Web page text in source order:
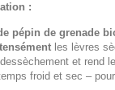
:
pépin de grenade
les lèvres
et rend
froid et sec –